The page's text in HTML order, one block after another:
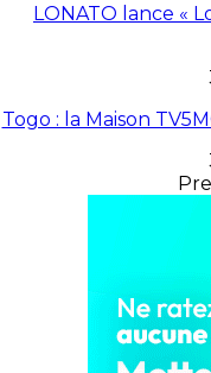
LONATO lance «
Togo : la Maison